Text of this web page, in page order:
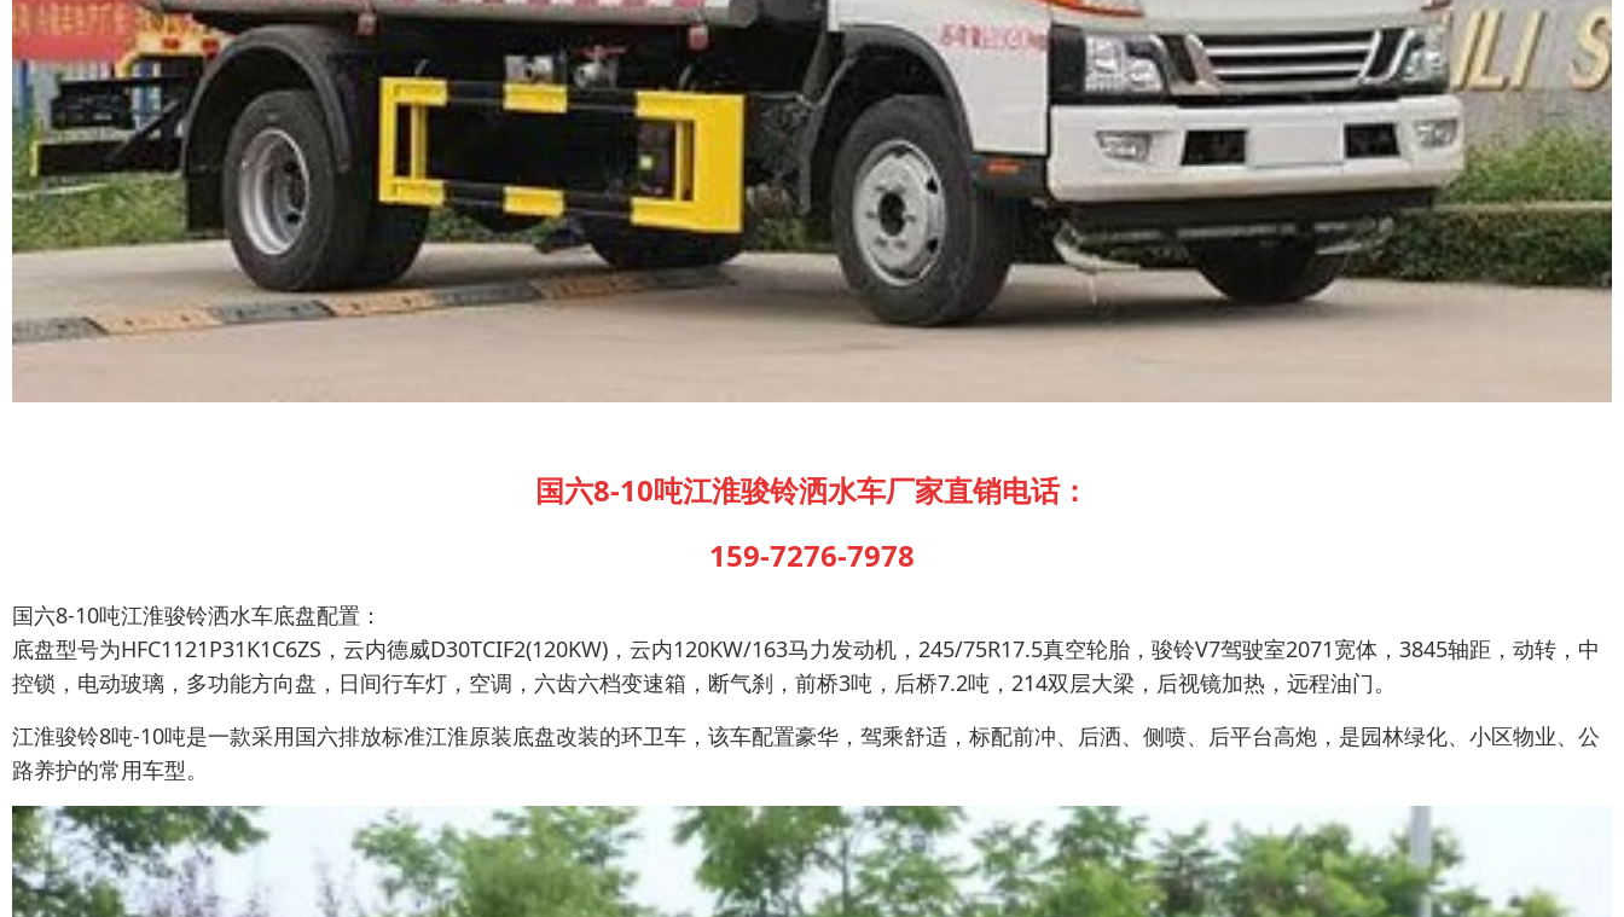
国六8-10吨江淮骏铃洒水车厂家直销电话：
159-7276-7978
国六8-10吨江淮骏铃洒水车底盘配置：
底盘型号为HFC1121P31K1C6ZS，云内德威D30TCIF2(120KW)，云内120KW/163马力发动机，245/75R17.5真空轮胎，骏铃V7驾驶室2071宽体，3845轴距，动转，中
控锁，电动玻璃，多功能方向盘，日间行车灯，空调，六齿六档变速箱，断气刹，前桥3吨，后桥7.2吨，214双层大梁，后视镜加热，远程油门。
江淮骏铃8吨-10吨是一款采用国六排放标准江淮原装底盘改装的环卫车，该车配置豪华，驾乘舒适，标配前冲、后洒、侧喷、后平台高炮，是园林绿化、小区物业、公
路养护的常用车型。